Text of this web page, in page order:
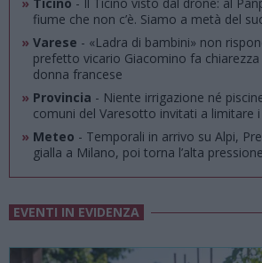
fiume che non c’è. Siamo a metà del
» Varese - «Ladra di bambini» non
prefetto vicario Giacomino fa chiarezza
donna francese
» Provincia - Niente irrigazione né
comuni del Varesotto invitati a limitare i
» Meteo - Temporali in arrivo su Alpi,
gialla a Milano, poi torna l’alta pressione
EVENTI IN EVIDENZA